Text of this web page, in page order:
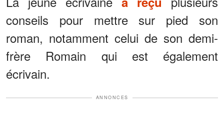
conseils pour mettre sur pied son
roman, notamment celui de son demi-
frère Romain qui est également
écrivain.
ANNONCES